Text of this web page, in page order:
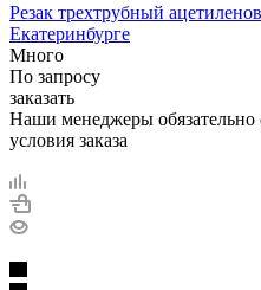
Резак трехтрубный
Екатеринбурге
Много
По запросу
заказать
Наши менеджеры обязательно
условия заказа